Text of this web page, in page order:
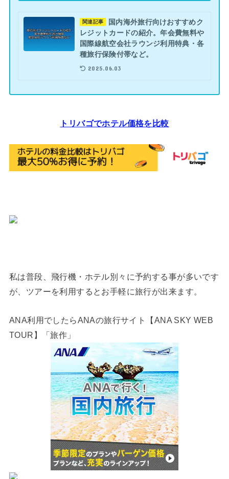
関連記事
国内海外旅行向けおすすめク
レジットカードの紹介。年会費無料や
国際線航空会社ラウンジ利用特典・各
種旅行保険付帯など。
2025.06.03
トリバゴでホテル価格を比較
私は普段、飛行機・ホテル別々に予約する事が多いです
が、ツアーを利用するとお手軽に旅行が出来ます。
ANA利用でしたらANAの旅行サイト【ANA SKY WEB
TOUR】「旅作」